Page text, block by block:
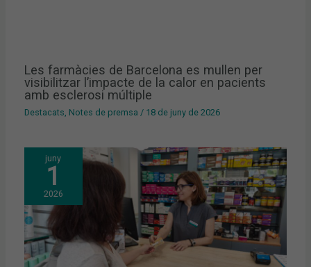
Les farmàcies de Barcelona es mullen per
visibilitzar l’impacte de la calor en pacients
amb esclerosi múltiple
Destacats, Notes de premsa / 18 de juny de 2026
juny
1
2026